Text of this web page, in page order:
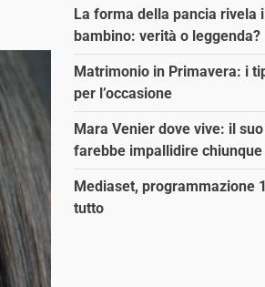
La forma della pancia rivela
bambino: verità o leggenda?
Matrimonio in Primavera: i
per l’occasione
Mara Venier dove vive: il
farebbe impallidire chiunque
Mediaset, programmazione
tutto